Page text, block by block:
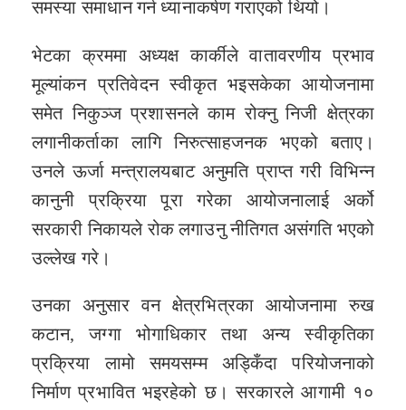
समस्या समाधान गर्न ध्यानाकर्षण गराएको थियो।
भेटका क्रममा अध्यक्ष कार्कीले वातावरणीय प्रभाव
मूल्यांकन प्रतिवेदन स्वीकृत भइसकेका आयोजनामा
समेत निकुञ्ज प्रशासनले काम रोक्नु निजी क्षेत्रका
लगानीकर्ताका लागि निरुत्साहजनक भएको बताए।
उनले ऊर्जा मन्त्रालयबाट अनुमति प्राप्त गरी विभिन्न
कानुनी प्रक्रिया पूरा गरेका आयोजनालाई अर्को
सरकारी निकायले रोक लगाउनु नीतिगत असंगति भएको
उल्लेख गरे।
उनका अनुसार वन क्षेत्रभित्रका आयोजनामा रुख
कटान, जग्गा भोगाधिकार तथा अन्य स्वीकृतिका
प्रक्रिया लामो समयसम्म अड्किँदा परियोजनाको
निर्माण प्रभावित भइरहेको छ। सरकारले आगामी १०